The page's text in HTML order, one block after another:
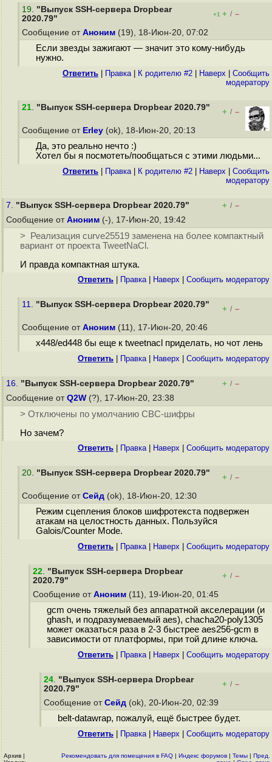
19. "Выпуск SSH-сервера Dropbear
2020.79"
+1 + / –
Сообщение от Аноним (19), 18-Июн-20, 07:02
Если звезды зажигают — значит это кому-нибудь
нужно.
Ответить Правка| К родителю #2 Наверх
Cообщить
модератору
21. "Выпуск SSH-сервера Dropbear 2020.79" + / –
Сообщение от Erley (ok), 18-Июн-20, 20:13
Да, это реально нечто :)
Хотел бы я посмотеть/пообщаться с этими людьми...
Ответить Правка| К родителю #2 Наверх
Cообщить
модератору
7. "Выпуск SSH-сервера Dropbear 2020.79" + / –
Сообщение от Аноним (-), 17-Июн-20, 19:42
> Реализация curve25519 заменена на более компактный
вариант от проекта TweetNaCl.
И правда компактная штука.
Ответить Правка| Наверх Cообщить модератору
11. "Выпуск SSH-сервера Dropbear 2020.79" + / –
Сообщение от Аноним (11), 17-Июн-20, 20:46
x448/ed448 бы еще к tweetnacl приделать, но чот лень
Ответить Правка| Наверх Cообщить модератору
16. "Выпуск SSH-сервера Dropbear 2020.79" + / –
Сообщение от Q2W (?), 17-Июн-20, 23:38
> Отключены по умолчанию CBC-шифры
Но зачем?
Ответить Правка| Наверх Cообщить модератору
20. "Выпуск SSH-сервера Dropbear 2020.79" + / –
Сообщение от Сейд (ok), 18-Июн-20, 12:30
Режим сцепления блоков шифротекста подвержен
атакам на целостность данных. Пользуйся
Galois/Counter Mode.
Ответить Правка| Наверх Cообщить модератору
22. "Выпуск SSH-сервера Dropbear
2020.79"
+ / –
Сообщение от Аноним (11), 19-Июн-20, 01:45
gcm очень тяжелый без аппаратной акселерации (и
ghash, и подразумеваемый aes), chacha20-poly1305
может оказаться раза в 2-3 быстрее aes256-gcm в
зависимости от платформы, при той длине ключа.
Ответить Правка| Наверх Cообщить модератору
24. "Выпуск SSH-сервера Dropbear
2020.79"
+ / –
Сообщение от Сейд (ok), 20-Июн-20, 02:39
belt-datawrap, пожалуй, ещё быстрее будет.
Ответить Правка| Наверх Cообщить модератору
Архив |
Рекомендовать для помещения в FAQ | Индекс форумов | Темы | Пред.